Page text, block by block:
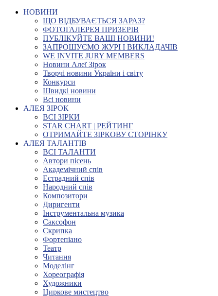
НОВИНИ
ЩО ВІДБУВАЄТЬСЯ ЗАРАЗ?
ФОТОГАЛЕРЕЯ ПРИЗЕРІВ
ПУБЛІКУЙТЕ ВАШІ НОВИНИ!
ЗАПРОШУЄМО ЖУРІ І ВИКЛАДАЧІВ
WE INVITE JURY MEMBERS
Новини Алеї Зірок
Творчі новини України і світу
Конкурси
Швидкі новини
Всі новини
АЛЕЯ ЗІРОК
ВСІ ЗІРКИ
STAR CHART | РЕЙТИНГ
ОТРИМАЙТЕ ЗІРКОВУ СТОРІНКУ
АЛЕЯ ТАЛАНТІВ
ВСІ ТАЛАНТИ
Автори пісень
Академічний спів
Естрадний спів
Народний спів
Композитори
Диригенти
Інструментальна музика
Саксофон
Скрипка
Фортепіано
Театр
Читання
Моделінг
Хореографія
Художники
Циркове мистецтво